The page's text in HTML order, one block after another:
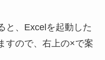
と、Excelを起動した
すので、右上の×で案